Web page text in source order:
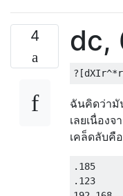
4 dc,
ฉันคิดว่ามั
เลยเนื่อง
เคล็ดลับคื
.185
.123